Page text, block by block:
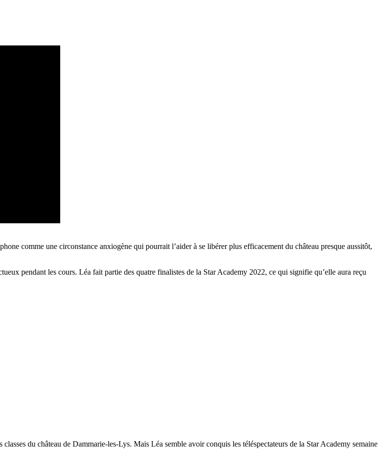
comme une circonstance anxiogène qui pourrait l’aider à se libérer plus efficacement du château presque aussitôt,
pendant les cours. Léa fait partie des quatre finalistes de la Star Academy 2022, ce qui signifie qu’elle aura reçu
du château de Dammarie-les-Lys. Mais Léa semble avoir conquis les téléspectateurs de la Star Academy semaine